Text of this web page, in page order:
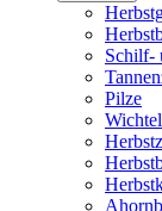
Schilf-
Pilze
Wichtel